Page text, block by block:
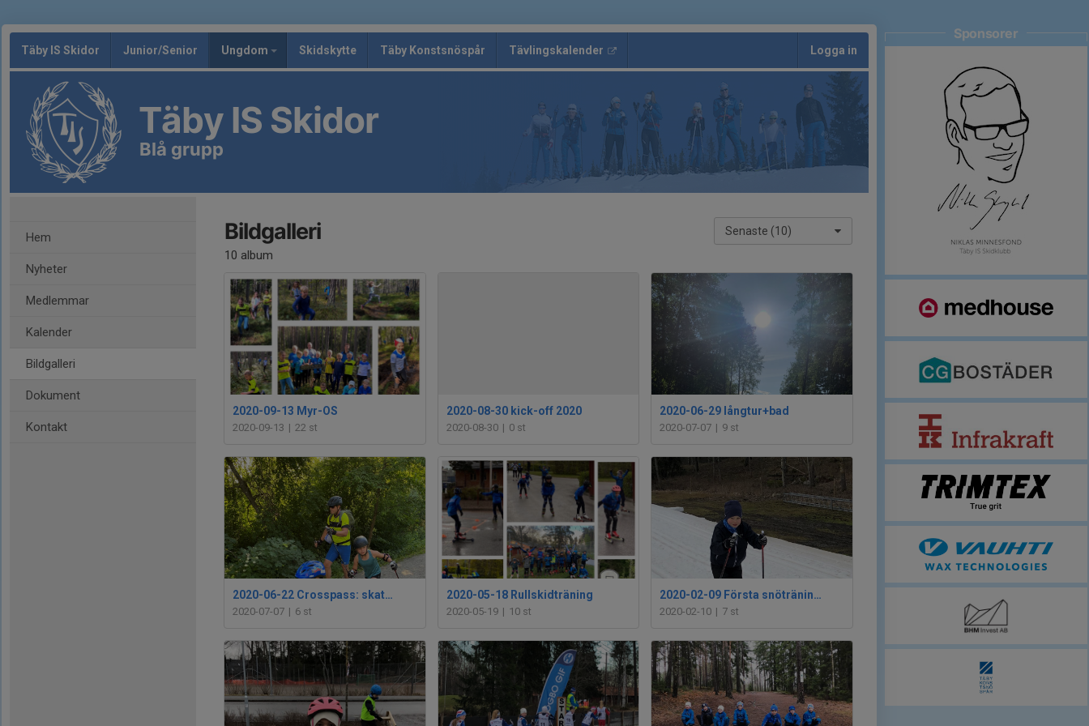
Täby IS Skidor Junior/Senior Ungdom Skidskytte Täby Konstsnöspår Tävlingskalender Logga in
Täby IS Skidor
Blå grupp
Hem
Nyheter
Medlemmar
Kalender
Bildgalleri
Dokument
Kontakt
Senaste (10)
Bildgalleri
10 album
2020-09-13 Myr-OS
2020-09-13 | 22 st
2020-08-30 kick-off 2020
2020-08-30 | 0 st
2020-06-29 långtur+bad
2020-07-07 | 9 st
2020-06-22 Crosspass: skate+bad
2020-07-07 | 6 st
2020-05-18 Rullskidträning
2020-05-19 | 10 st
2020-02-09 Första snöträningen
2020-02-10 | 7 st
Sponsorer